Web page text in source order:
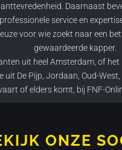
Daarnaast
service en
voor wie zoekt naar een
gewaardeerde kapper.
uit heel Amsterdam , of
uit De Pijp, Jordaan, Oud-
of elders komt, bij FNF-
ONZE